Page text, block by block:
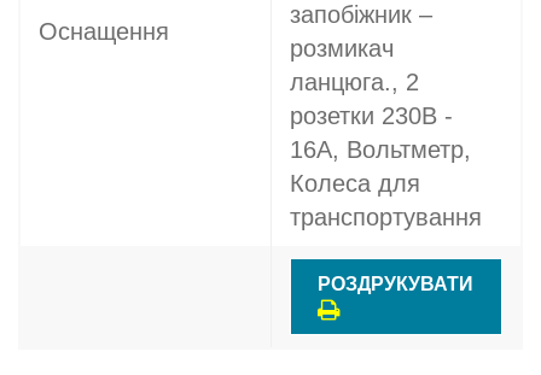
Оснащення
запобіжник –
розмикач
ланцюга., 2
розетки 230В -
16A, Вольтметр,
Колеса для
транспортування
РОЗДРУКУВАТИ